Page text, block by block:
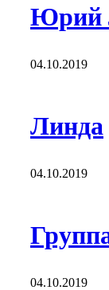
Юрий
04.10.2019
Линда
04.10.2019
04.10.2019